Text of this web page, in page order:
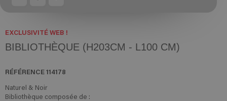
EXCLUSIVITÉ WEB !
BIBLIOTHÈQUE (H203CM - L100 CM)
RÉFÉRENCE114178
Naturel & Noir
Bibliothèque composée de :